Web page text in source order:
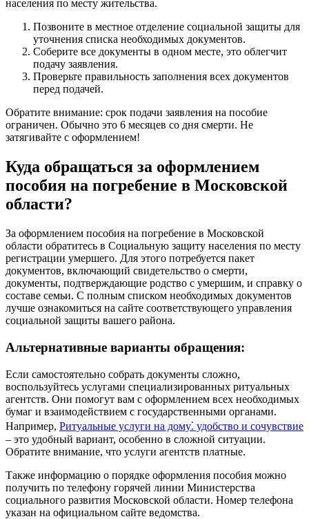
населения по месту жительства.
Позвоните в местное отделение социальной защиты для
уточнения списка необходимых документов.
Соберите все документы в одном месте, это облегчит
подачу заявления.
Проверьте правильность заполнения всех документов
перед подачей.
Обратите внимание: срок подачи заявления на пособие
ограничен. Обычно это 6 месяцев со дня смерти. Не
затягивайте с оформлением!
Куда обращаться за оформлением
пособия на погребение в Московской
области?
За оформлением пособия на погребение в Московской
области обратитесь в Социальную защиту населения по месту
регистрации умершего. Для этого потребуется пакет
документов, включающий свидетельство о смерти,
документы, подтверждающие родство с умершим, и справку о
составе семьи. С полным списком необходимых документов
лучше ознакомиться на сайте соответствующего управления
социальной защиты вашего района.
Альтернативные варианты обращения:
Если самостоятельно собрать документы сложно,
воспользуйтесь услугами специализированных ритуальных
агентств. Они помогут вам с оформлением всех необходимых
бумаг и взаимодействием с государственными органами.
Например, Ритуальные услуги на дому⁚ удобство и сочувствие
– это удобный вариант, особенно в сложной ситуации.
Обратите внимание, что услуги агентств платные.
Также информацию о порядке оформления пособия можно
получить по телефону горячей линии Министерства
социального развития Московской области. Номер телефона
указан на официальном сайте ведомства.